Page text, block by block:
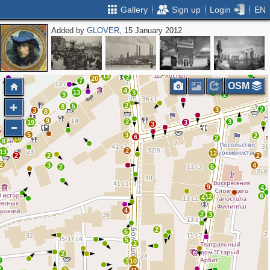
Gallery Sign up Login EN
Added byGLOVER, 15 January 2012
2
2
310
2
2
4
2
12
4
3
2
6
4
9
6
12
4
5 2
6
2
3
2
2
2
3
6
3
2
2
4
3
15 4
8
15
11
3
2
3
3 2
4 2
2
2
5
2 4
10
3
20 13
5
13
9
7
2
3
19
9
8
8
5
19
2
2
13
8
OSM